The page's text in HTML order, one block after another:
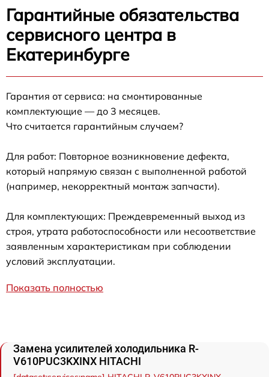
Гарантийные обязательства
сервисного центра в
Екатеринбурге
Гарантия от сервиса: на смонтированные
комплектующие — до 3 месяцев.
Что считается гарантийным случаем?
Для работ: Повторное возникновение дефекта,
который напрямую связан с выполненной работой
(например, некорректный монтаж запчасти).
Для комплектующих: Преждевременный выход из
строя, утрата работоспособности или несоответствие
заявленным характеристикам при соблюдении
условий эксплуатации.
Показать полностью
Замена усилителей холодильника R-
V610PUC3KXINX HITACHI